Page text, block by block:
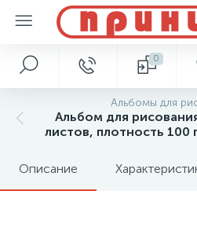
0
Альбомы для
Альбом для
листов, плотность
Описание